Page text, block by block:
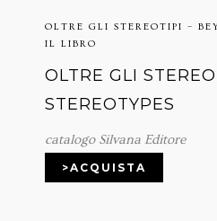
OLTRE GLI STEREOTIPI –
IL LIBRO
OLTRE GLI
STEREOTYPES
catalogo Silvana Editore
>ACQUISTA